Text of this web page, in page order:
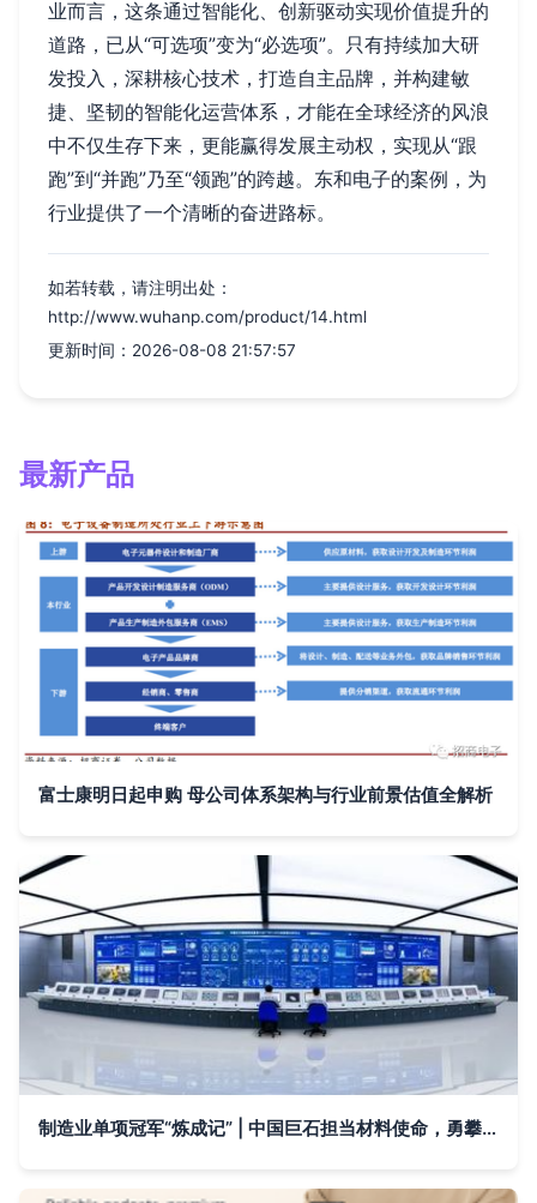
业而言，这条通过智能化、创新驱动实现价值提升的
道路，已从“可选项”变为“必选项”。只有持续加大研
发投入，深耕核心技术，打造自主品牌，并构建敏
捷、坚韧的智能化运营体系，才能在全球经济的风浪
中不仅生存下来，更能赢得发展主动权，实现从“跟
跑”到“并跑”乃至“领跑”的跨越。东和电子的案例，为
行业提供了一个清晰的奋进路标。
如若转载，请注明出处：
http://www.wuhanp.com/product/14.html
更新时间：2026-08-08 21:57:57
最新产品
富士康明日起申购 母公司体系架构与行业前景估值全解析
制造业单项冠军“炼成记” | 中国巨石担当材料使命，勇攀创新高峰！智能电子产品开发